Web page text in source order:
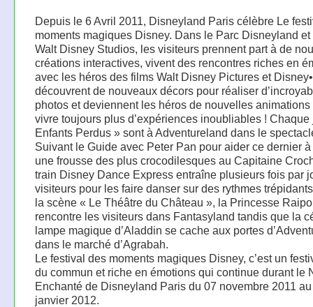
Depuis le 6 Avril 2011, Disneyland Paris célèbre Le
moments magiques Disney. Dans le Parc Disneyland et
Walt Disney Studios, les visiteurs prennent part à de
créations interactives, vivent des rencontres riches en
avec les héros des films Walt Disney Pictures et
découvrent de nouveaux décors pour réaliser
photos et deviennent les héros de nouvelles animations
vivre toujours plus d’expériences inoubliables ! Chaque
Enfants Perdus » sont à Adventureland dans le
Suivant le Guide avec Peter Pan pour aider ce dernier
une frousse des plus crocodilesques au Capitaine
train Disney Dance Express entraîne plusieurs fois par
visiteurs pour les faire danser sur des rythmes
la scène « Le Théâtre du Château », la Princesse
rencontre les visiteurs dans Fantasyland tandis que la
lampe magique d’Aladdin se cache aux portes
dans le marché d’Agrabah.
Le festival des moments magiques Disney, c’est un
du commun et riche en émotions qui continue durant le
Enchanté de Disneyland Paris du 07 novembre 2011
janvier 2012.